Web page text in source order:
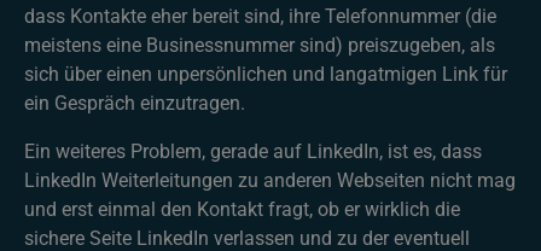
dass Kontakte eher bereit sind, ihre Telefonnummer (die
meistens eine Businessnummer sind) preiszugeben, als
sich über einen unpersönlichen und langatmigen Link für
ein Gespräch einzutragen.
Ein weiteres Problem, gerade auf LinkedIn, ist es, dass
LinkedIn Weiterleitungen zu anderen Webseiten nicht mag
und erst einmal den Kontakt fragt, ob er wirklich die
sichere Seite LinkedIn verlassen und zu der eventuell